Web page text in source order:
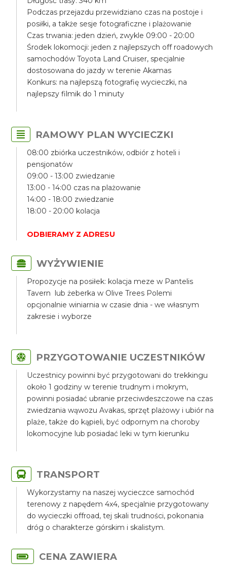
Podczas przejazdu przewidziano czas na postoje i
posiłki, a także sesje fotograficzne i plażowanie
Czas trwania: jeden dzień, zwykle 09:00 - 20:00
Środek lokomocji: jeden z najlepszych off roadowych
samochodów Toyota Land Cruiser, specjalnie
dostosowana do jazdy w terenie Akamas
Konkurs: na najlepszą fotografię wycieczki, na
najlepszy filmik do 1 minuty
RAMOWY PLAN WYCIECZKI
08:00 zbiórka uczestników, odbiór z hoteli i
pensjonatów
09:00 - 13:00 zwiedzanie
13:00 - 14:00 czas na plażowanie
14:00 - 18:00 zwiedzanie
18:00 - 20:00 kolacja
ODBIERAMY Z ADRESU
WYŻYWIENIE
Propozycje na posiłek: kolacja meze w Pantelis
Tavern lub żeberka w Olive Trees Polemi
opcjonalnie winiarnia w czasie dnia - we własnym
zakresie i wyborze
PRZYGOTOWANIE UCZESTNIKÓW
Uczestnicy powinni być przygotowani do trekkingu
około 1 godziny w terenie trudnym i mokrym,
powinni posiadać ubranie przeciwdeszczowe na czas
zwiedzania wąwozu Avakas, sprzęt plażowy i ubiór na
plaże, także do kąpieli, być odpornym na choroby
lokomocyjne lub posiadać leki w tym kierunku
TRANSPORT
Wykorzystamy na naszej wycieczce samochód
terenowy z napędem 4x4, specjalnie przygotowany
do wycieczki offroad, tej skali trudności, pokonania
dróg o charakterze górskim i skalistym.
CENA ZAWIERA